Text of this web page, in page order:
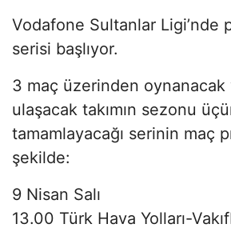
Vodafone Sultanlar
serisi başlıyor.
3 maç üzerinden
ulaşacak takımın sezonu
tamamlayacağı serinin maç
şekilde:
9 Nisan Salı
13.00 Türk Hava Yolları-